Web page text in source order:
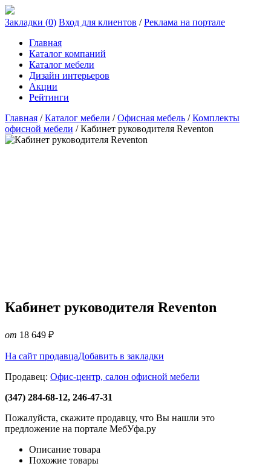
Закладки (0) Вход для клиентов /Реклама на портале
Главная
Каталог компаний
Каталог мебели
Дизайн интерьеров
Акции
Рейтинги
Главная /Каталог мебели /Офисная мебель /Комплекты
офисной мебели /Кабинет руководителя Reventon
Кабинет руководителя Reventon
от 18 649 ₽
На сайт продавцаДобавить в закладки
Продавец: Офис-центр, салон офисной мебели
(347) 284-68-12, 246-47-31
Пожалуйста, скажите продавцу, что Вы нашли это
предложение на портале МебУфа.ру
Описание товара
Похожие товары